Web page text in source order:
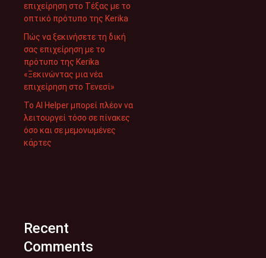
επιχείρηση στο Τέξας με το
οπτικό πρότυπο της Kerika
Πώς να ξεκινήσετε τη δική
σας επιχείρηση με το
πρότυπο της Kerika
«Ξεκινώντας μια νέα
επιχείρηση στο Τενεσί»
Το AI Helper μπορεί πλέον να
λειτουργεί τόσο σε πίνακες
όσο και σε μεμονωμένες
κάρτες
Recent
Comments